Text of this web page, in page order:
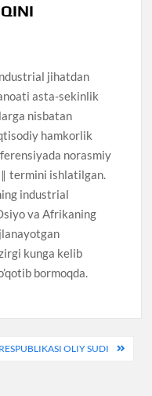
jihatdan
asta-sekinlik
nisbatan
hamkorlik
norasmiy
termini ishlatilgan.
industrial
va Afrikaning
kunga kelib
bormoqda.
OLIY SUDI